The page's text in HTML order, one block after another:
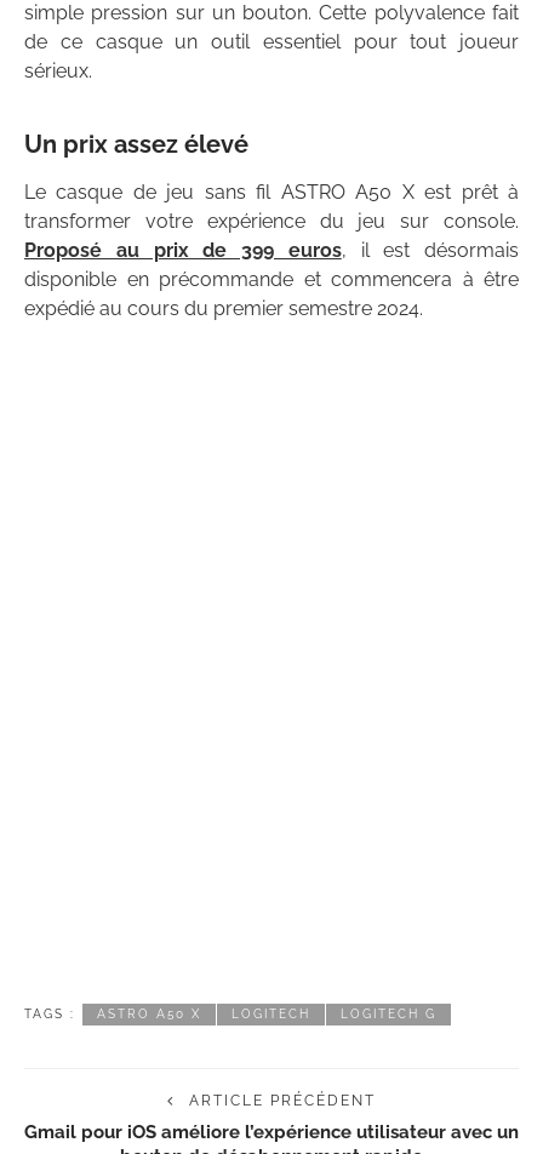
simple pression sur un bouton. Cette polyvalence fait
de ce casque un outil essentiel pour tout joueur
sérieux.
Un prix assez élevé
Le casque de jeu sans fil ASTRO A50 X est prêt à
transformer votre expérience du jeu sur console.
Proposé au prix de 399 euros, il est désormais
disponible en précommande et commencera à être
expédié au cours du premier semestre 2024.
TAGS : ASTRO A50 X LOGITECH LOGITECH G
ARTICLE PRÉCÉDENT
Gmail pour iOS améliore l’expérience utilisateur avec un